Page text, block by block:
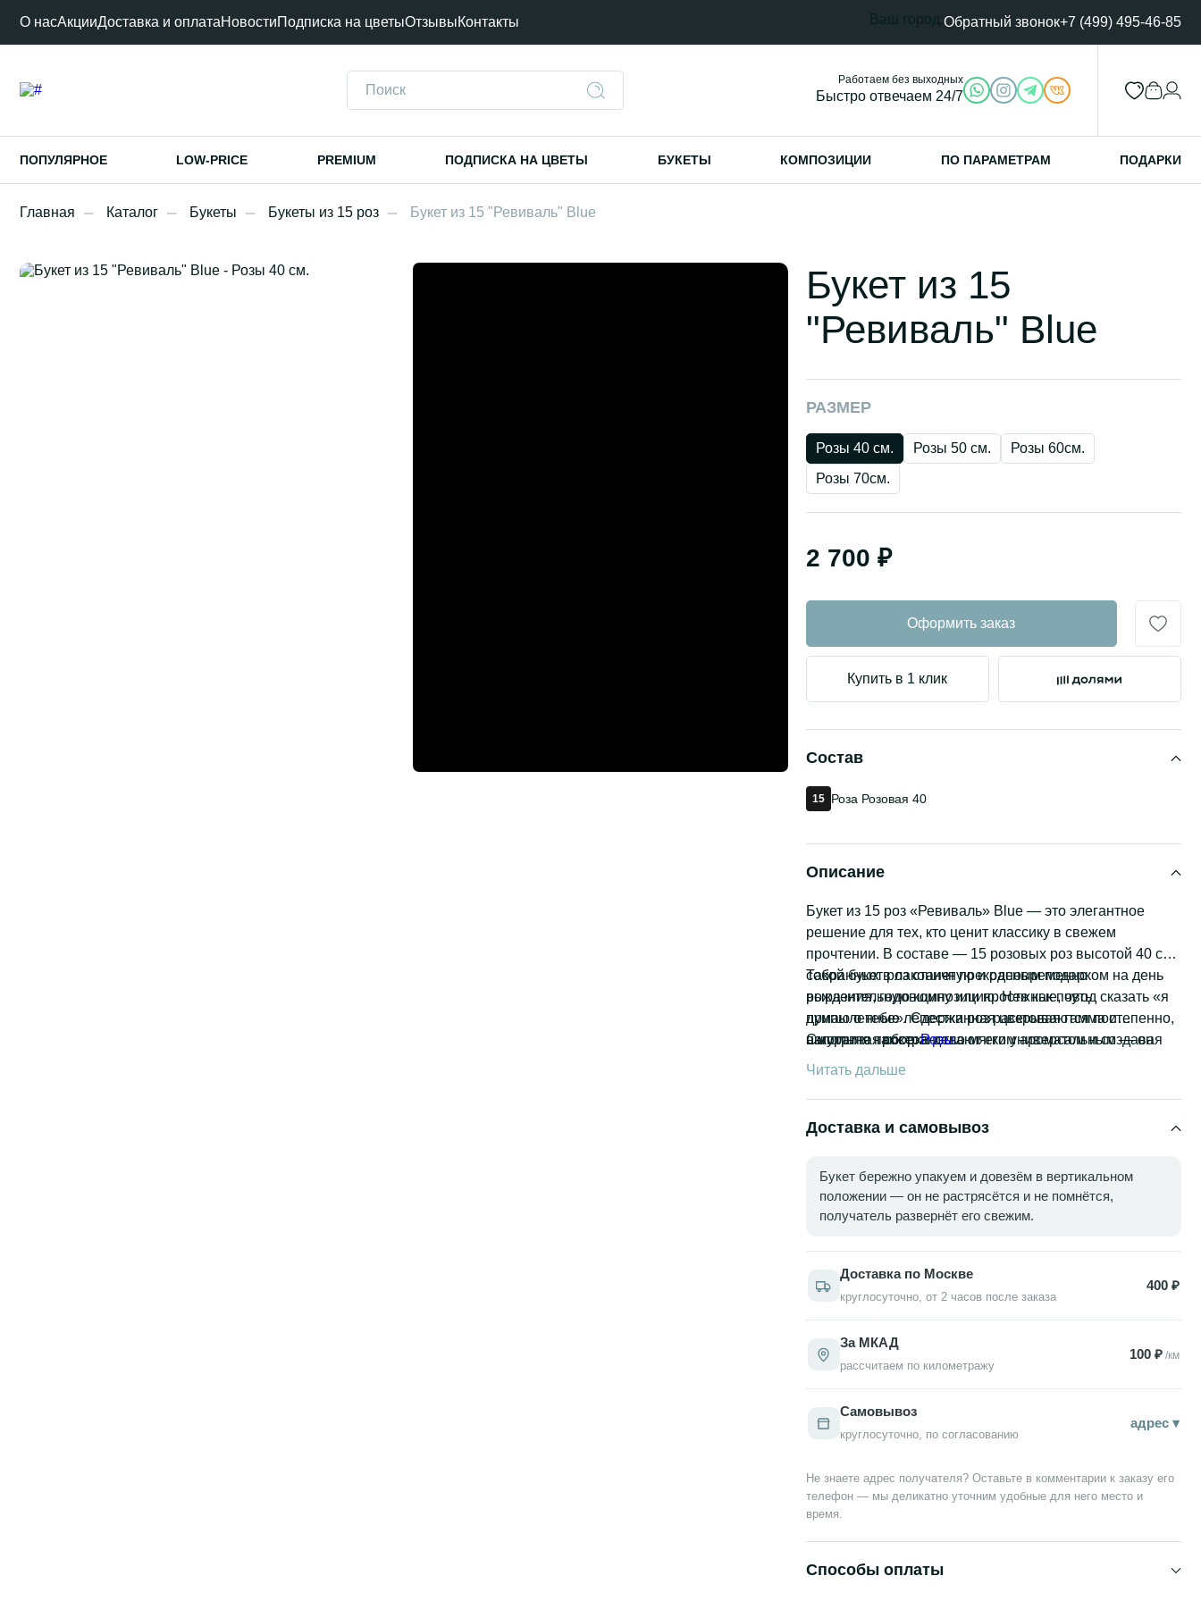
О насАкцииДоставка и оплатаНовостиПодписка на цветыОтзывыКонтакты Ваш город:Обратный звонок+7 (499) 495-46-85
Работаем без выходных
Быстро отвечаем 24/7
ПОПУЛЯРНОЕ LOW-PRICE PREMIUM ПОДПИСКА НА ЦВЕТЫ БУКЕТЫ КОМПОЗИЦИИ ПО ПАРАМЕТРАМ ПОДАРКИ
Главная Каталог Букеты Букеты из 15 роз Букет из 15 "Ревиваль" Blue
Букет из 15
"Ревиваль" Blue
РАЗМЕР
Розы 40 см. Розы 50 см.
Розы 60см.
Розы 70см.
2 700 ₽
Оформить заказ
Купить в 1 клик
Состав
15 Роза Розовая 40
Описание
Букет из 15 роз «Ревиваль» Blue — это элегантное
решение для тех, кто ценит классику в свежем
прочтении. В составе — 15 розовых роз высотой 40 см,
собранных в лаконичную и одновременно
выразительную композицию. Нежные, чуть
припыленные лепестки роз раскрываются постепенно,
наполняя пространство мягким ароматом и создавая
атмосферу тепла и уюта.
Такой букет роз станет прекрасным подарком на день
рождения, годовщину или просто как повод сказать «я
думаю о тебе». Сдержанная цветовая гамма и
аккуратная сборка делают его универсальным — он
одинаково уместен и в качестве романтического жеста,
и как знак внимания коллеге или подруге.
Смотрите также:Розы.
Читать дальше
Доставка и самовывоз
Букет бережно упакуем и довезём в вертикальном
положении — он не растрясётся и не помнётся,
получатель развернёт его свежим.
Доставка по Москве
круглосуточно, от 2 часов после заказа
400 ₽
За МКАД
рассчитаем по километражу
100 ₽/км
Самовывоз
круглосуточно, по согласованию
адрес ▾
Не знаете адрес получателя? Оставьте в комментарии к заказу его
телефон — мы деликатно уточним удобные для него место и
время.
Способы оплаты